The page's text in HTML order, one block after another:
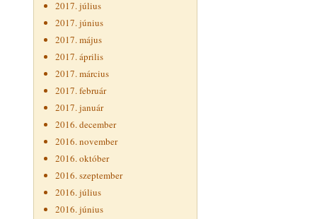
2017. július
2017. június
2017. május
2017. április
2017. március
2017. február
2017. január
2016. december
2016. november
2016. október
2016. szeptember
2016. július
2016. június